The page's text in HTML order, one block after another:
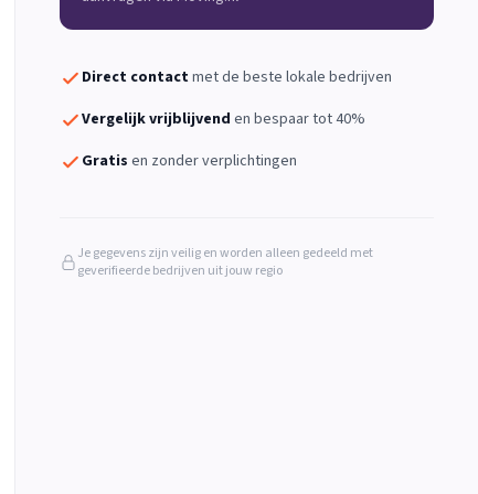
Direct contactmet de beste lokale bedrijven
Vergelijk vrijblijvend en bespaar tot 40%
Gratis en zonder verplichtingen
Je gegevens zijn veilig en worden alleen gedeeld met
geverifieerde bedrijven uit jouw regio